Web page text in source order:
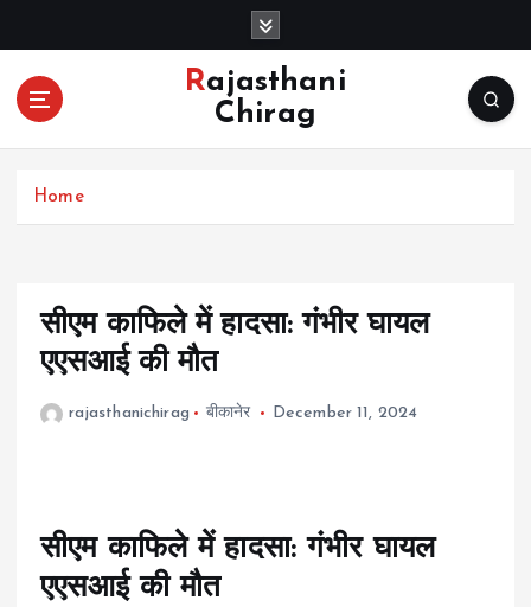
o
Rajasthani
Chirag
Home
सीएम काफिले में हादसा: गंभीर घायल
एएसआई की मौत
rajasthanichirag बीकानेर December 11, 2024
सीएम काफिले में हादसा: गंभीर घायल
एएसआई की मौत